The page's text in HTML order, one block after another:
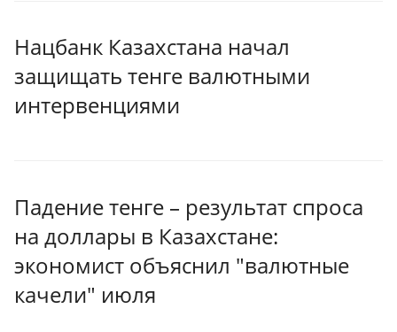
Нацбанк Казахстана начал
защищать тенге валютными
интервенциями
Падение тенге – результат спроса
на доллары в Казахстане:
экономист объяснил "валютные
качели" июля